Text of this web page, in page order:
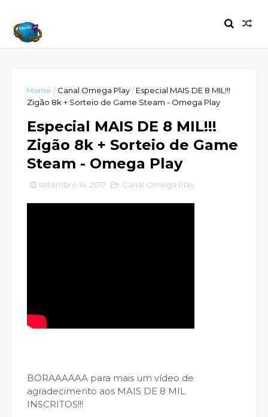
Home / Canal Omega Play/ Especial MAIS DE 8 MIL!!!
Zigão 8k + Sorteio de Game Steam - Omega Play
Especial MAIS DE 8 MIL!!!
Zigão 8k + Sorteio de Game
Steam - Omega Play
setembro 14, 2017 Canal Omega Play
BORAAAAAA para mais um vídeo de
agradecimento aos MAIS DE 8 MIL
INSCRITOS!!!